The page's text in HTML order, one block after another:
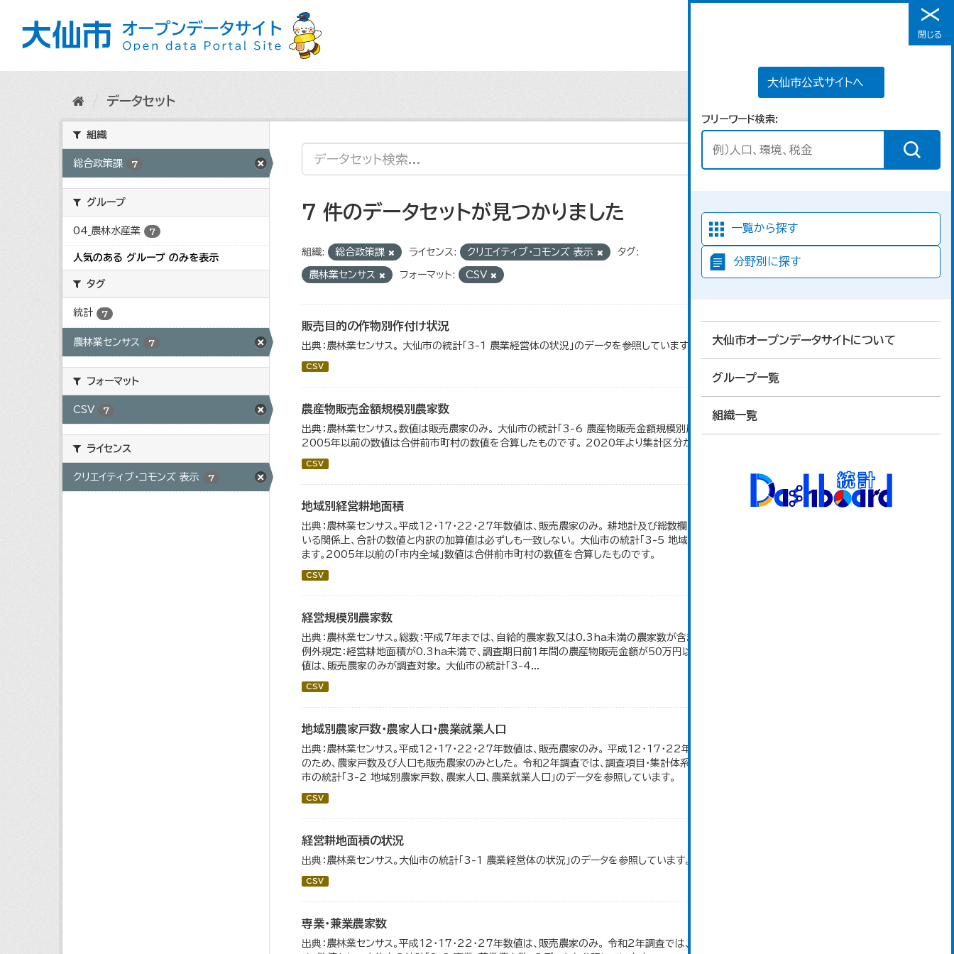
メニュー
大仙市公式サイトへ
フリーワード検索
一覧から探す
分野別に探す
大仙市オープンデータサイトについて
グループ一覧
組織一覧
閉じる
データセット
組織
総合政策課 7
グループ
04_農林水産業 7
人気のある グループ のみを表示
タグ
統計 7
農林業センサス 7
フォーマット
CSV 7
ライセンス
クリエイティブ・コモンズ 表示 7
7 件のデータセットが見つかりました
組織: 総合政策課 ライセンス: クリエイティブ・コモンズ 表示 タグ:
農林業センサス フォーマット: CSV
販売目的の作物別作付け状況
出典：農林業センサス。 大仙市の統計「3-1 農業経営体の状況」のデータを参照しています。
CSV
農産物販売金額規模別農家数
出典：農林業センサス。数値は販売農家のみ。 大仙市の統計「3-6 農産物販売金額規模別農家数」のデータを参照しています。
2005年以前の数値は合併前市町村の数値を合算したものです。 2020年より集計区分が変更となる。
CSV
地域別経営耕地面積
出典：農林業センサス。平成12・17・22・27年数値は、販売農家のみ。 耕地計及び総数欄については、1ha未満を四捨五入して
いる関係上、合計の数値と内訳の加算値は必ずしも一致しない。 大仙市の統計「3-5 地域別経営耕地面積」のデータを参照してい
ます。2005年以前の「市内全域」数値は合併前市町村の数値を合算したものです。
CSV
経営規模別農家数
出典：農林業センサス。総数：平成7年までは、自給的農家数又は0.3ha未満の農家数が含まれているため横の計と合致しない。
例外規定：経営耕地面積が0.3ha未満で、調査期日前１年間の農産物販売金額が50万円以上の農家。 平成12・17・22・27年数
値は、販売農家のみが調査対象。 大仙市の統計「3-4...
CSV
地域別農家戸数・農家人口・農業就業人口
出典：農林業センサス。平成12・17・22・27年数値は、販売農家のみ。 平成12・17・22年の農業就業人口データが販売農家のみ
のため、農家戸数及び人口も販売農家のみとした。 令和2年調査では、調査項目・集計体系が変更となったため、数値なし。 大仙
市の統計「3-2 地域別農家戸数、農家人口、農業就業人口」のデータを参照しています。
CSV
経営耕地面積の状況
出典：農林業センサス。大仙市の統計「3-1 農業経営体の状況」のデータを参照しています。
CSV
専業・兼業農家数
出典：農林業センサス。平成12・17・22・27年数値は、販売農家のみ。 令和2年調査では、調査項目・集計体系が変更となったた